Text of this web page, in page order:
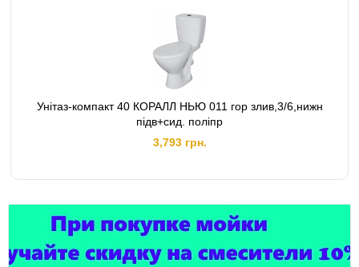
Унітаз-компакт 40 КОРАЛЛ НЬЮ 011 гор злив,3/6,нижн
підв+сид. поліпр
3,793 грн.